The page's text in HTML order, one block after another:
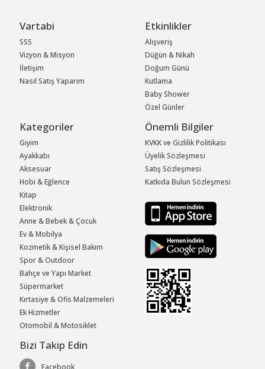
Vartabi
SSS
Vizyon & Misyon
İletişim
Nasıl Satış Yaparım
Etkinlikler
Alışveriş
Düğün & Nikah
Doğum Günü
Kutlama
Baby Shower
Özel Günler
Kategoriler
Giyim
Ayakkabı
Aksesuar
Hobi & Eğlence
Kitap
Elektronik
Anne & Bebek & Çocuk
Ev & Mobilya
Kozmetik & Kişisel Bakım
Spor & Outdoor
Bahçe ve Yapı Market
Süpermarket
Kırtasiye & Ofis Malzemeleri
Ek Hizmetler
Otomobil & Motosiklet
Önemli Bilgiler
KVKK ve Gizlilik Politikası
Üyelik Sözleşmesi
Satış Sözleşmesi
Katkıda Bulun Sözleşmesi
Bizi Takip Edin
Facebook